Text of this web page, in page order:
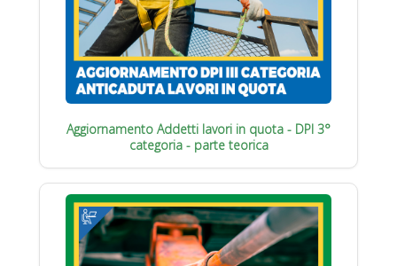
Aggiornamento Addetti lavori in quota - DPI 3°
categoria - parte teorica